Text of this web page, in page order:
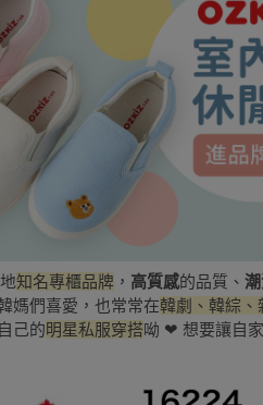
知名專櫃品牌 ， 高質感的品質、
媽們喜愛，也常常在韓劇、韓綜、
己的明星私服穿搭呦 ❤ 想要讓自